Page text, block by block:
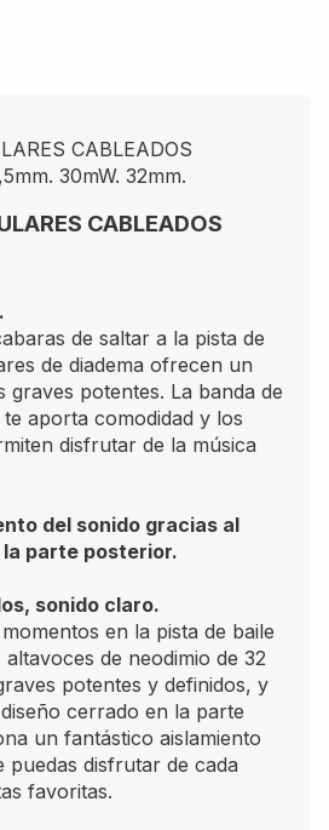
CABLEADOS
30mW. 32mm.
CABLEADOS
de saltar a la pista de
de diadema ofrecen un
potentes. La banda de
aporta comodidad y los
disfrutar de la música
del sonido gracias al
parte posterior.
sonido claro.
en la pista de baile
de neodimio de 32
potentes y definidos, y
cerrado en la parte
un fantástico aislamiento
puedas disfrutar de cada
favoritas.